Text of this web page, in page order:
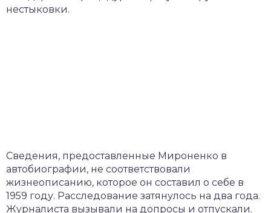
нестыковки.
Сведения, предоставленные Мироненко в
автобиографии, не соответствовали
жизнеописанию, которое он составил о себе в
1959 году. Расследование затянулось на два года.
Журналиста вызывали на допросы и отпускали.